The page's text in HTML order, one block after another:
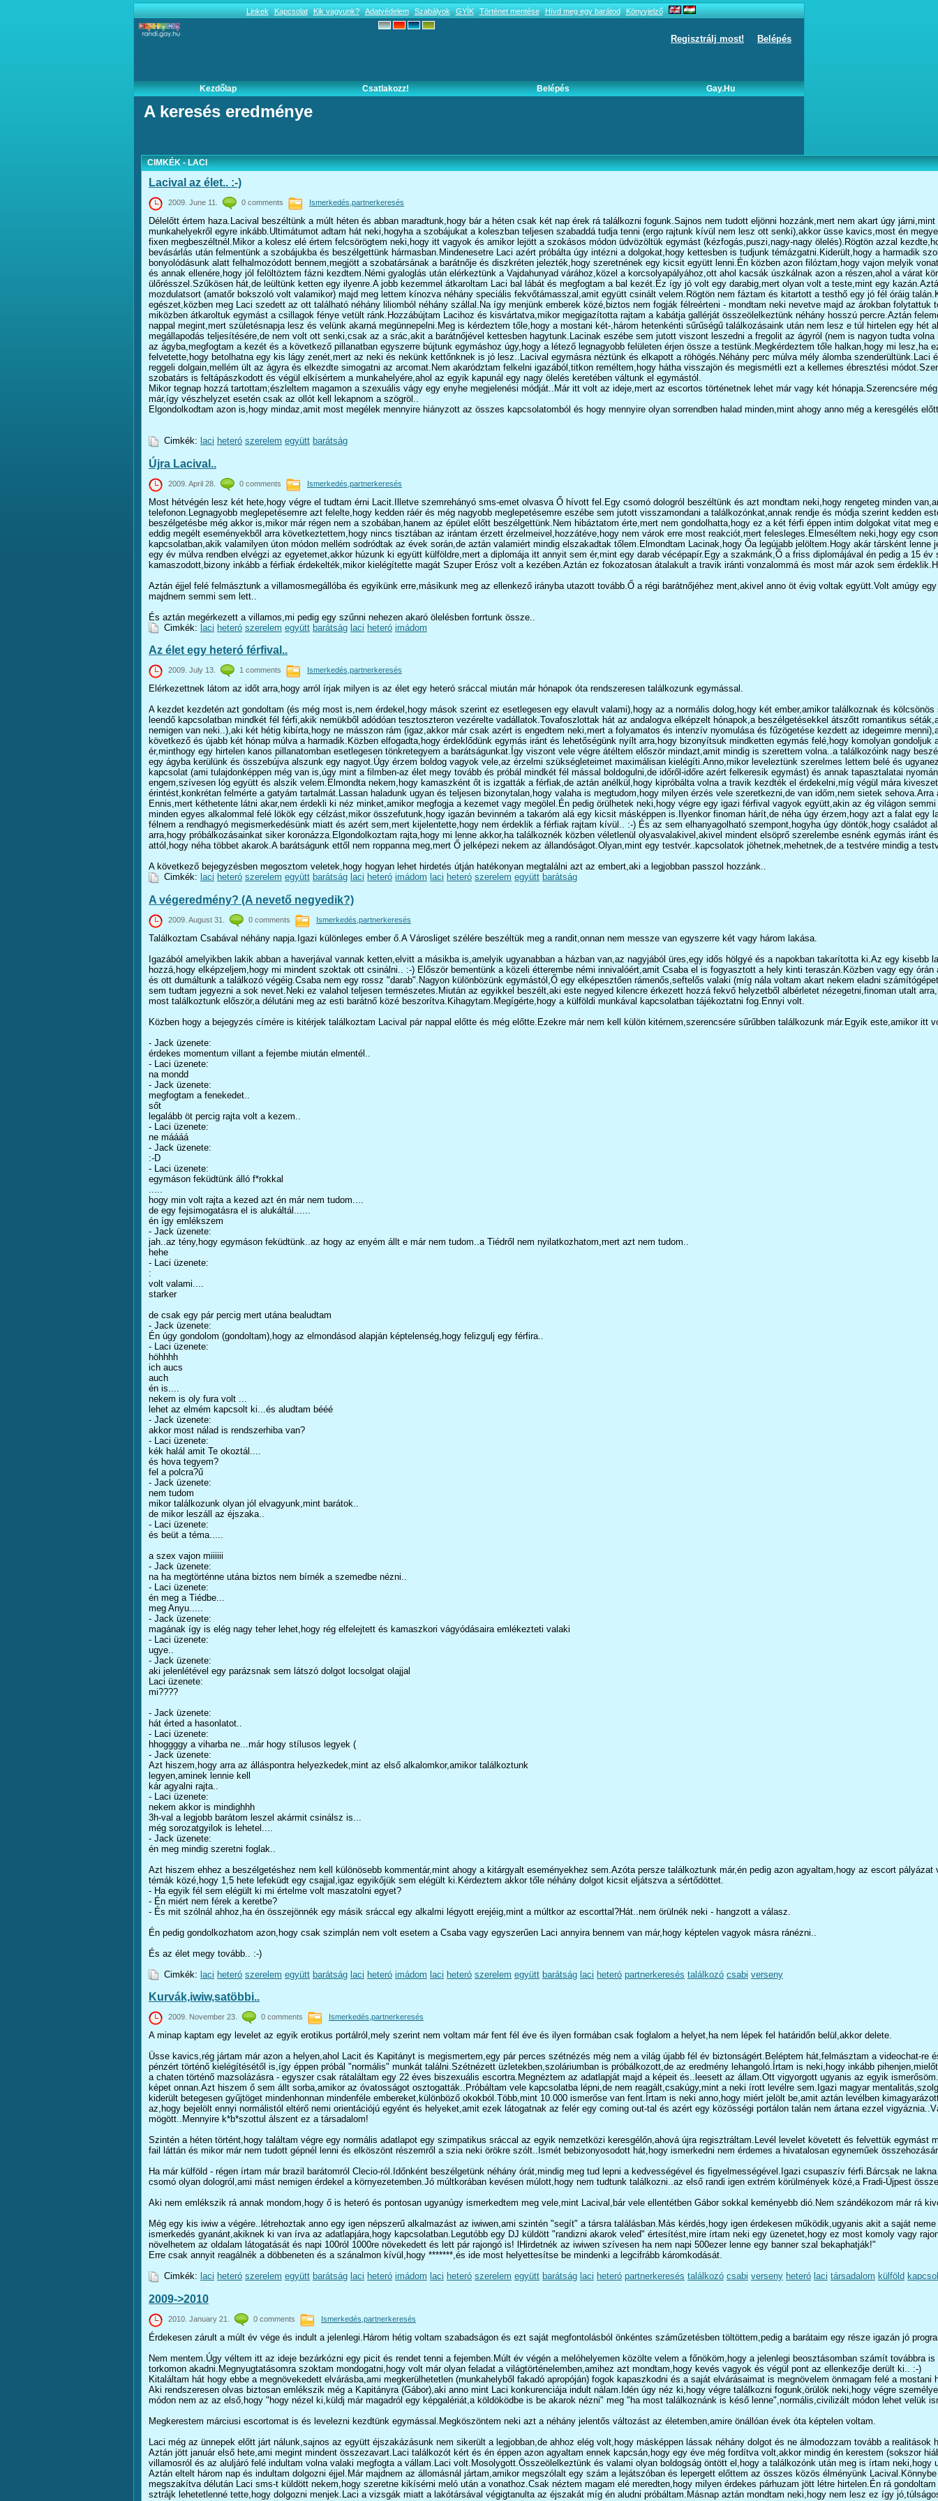
Linkek Kapcsolat Kik vagyunk? Adatvédelem Szabályok GYÍK Történet mentése Hívd meg egy barátod Könyvjelző
Regisztrálj most! Belépés
Kezdőlap Csatlakozz! Belépés Gay.hu
A keresés eredménye
CIMKÉK - LACI
Lacival az élet.. :-)
2009. June 11. 0 comments Ismerkedés,partnerkeresés
Délelőtt értem haza.Lacival beszéltünk a múlt héten és abban maradtunk,hogy bár a héten csak két nap érek rá találkozni fogunk.Sajnos nem tudott eljönni hozzánk,mert nem akart úgy
munkahelyekről egyre inkább.Ultimátumot adtam hát neki,hogyha a szobájukat a koleszban teljesen szabaddá tudja tenni (ergo rajtunk kívül nem lesz ott senki),akkor üsse kavics,most én
fixen megbeszéltnél.Mikor a kolesz elé értem felcsörögtem neki,hogy itt vagyok és amikor lejött a szokásos módon üdvözöltük egymást (kézfogás,puszi,nagy-nagy ölelés).Rögtön azzal
bevásárlás után felmentünk a szobájukba és beszélgettünk hármasban.Mindenesetre Laci azért próbálta úgy intézni a dolgokat,hogy kettesben is tudjunk témázgatni.Kiderült,hogy a
bonyolódásunk alatt felhalmozódott bennem,megjött a szobatársának a barátnője és diszkréten jelezték,hogy szeretnének egy kicsit együtt lenni.Én közben azon filóztam,hogy vajon melyik
és annak ellenére,hogy jól felöltöztem fázni kezdtem.Némi gyaloglás után elérkeztünk a Vajdahunyad várához,közel a korcsolyapályához,ott ahol kacsák úszkálnak azon a részen,ahol a
ülőrésszel.Szűkösen hát,de leültünk ketten egy ilyenre.A jobb kezemmel átkaroltam Laci bal lábát és megfogtam a bal kezét.Ez így jó volt egy darabig,mert olyan volt a teste,mint egy
mozdulatsort (amatőr bokszoló volt valamikor) majd meg lettem kínozva néhány speciális fekvőtámasszal,amit együtt csinált velem.Rögtön nem fáztam és kitartott a testhő egy jó fél óráig
egészet,közben meg Laci szedett az ott található néhány liliomból néhány szállal.Na így menjünk emberek közé,biztos nem fogják félreérteni - mondtam neki nevetve majd az árokban
miközben átkaroltuk egymást a csillagok fénye vetült ránk.Hozzábújtam Lacihoz és kisvártatva,mikor megigazította rajtam a kabátja gallérját összeölelkeztünk néhány hosszú percre.Aztán
nappal megint,mert születésnapja lesz és velünk akarná megünnepelni.Meg is kérdeztem tőle,hogy a mostani két-,három hetenkénti sűrűségű találkozásaink után nem lesz e túl hirtelen
megállapodás teljesítésére,de nem volt ott senki,csak az a srác,akit a barátnőjével kettesben hagytunk.Lacinak eszébe sem jutott viszont leszedni a fregolit az ágyról (nem is nagyon tudta
az ágyba,megfogtam a kezét és a következő pillanatban egyszerre bújtunk egymáshoz úgy,hogy a létező legnagyobb felületen érjen össze a testünk.Megkérdeztem tőle halkan,hogy mi
felvetette,hogy betolhatna egy kis lágy zenét,mert az neki és nekünk kettőnknek is jó lesz..Lacival egymásra néztünk és elkapott a röhögés.Néhány perc múlva mély álomba
reggeli dolgain,mellém ült az ágyra és elkezdte simogatni az arcomat.Nem akarództam felkelni igazából,titkon reméltem,hogy hátha visszajön és megismétli ezt a kellemes ébresztési
szobatárs is feltápászkodott és végül elkísértem a munkahelyére,ahol az egyik kapunál egy nagy ölelés keretében váltunk el egymástól.
Mikor tegnap hozzá tartottam;észleltem magamon a szexuális vágy egy enyhe megjelenési módját..Már itt volt az ideje,mert az escortos történetnek lehet már vagy két
már,így vészhelyzet esetén csak az ollót kell lekapnom a szögröl..
Elgondolkodtam azon is,hogy mindaz,amit most megélek mennyire hiányzott az összes kapcsolatomból és hogy mennyire olyan sorrendben halad minden,mint ahogy anno még a keresgélés
Cimkék: laci heteró szerelem együtt barátság
Újra Lacival..
2009. April 28. 0 comments Ismerkedés,partnerkeresés
Most hétvégén lesz két hete,hogy végre el tudtam érni Lacit.Illetve szemrehányó sms-emet olvasva Ő hívott fel.Egy csomó dologról beszéltünk és azt mondtam neki,hogy rengeteg minden
telefonon.Legnagyobb meglepetésemre azt felelte,hogy kedden ráér és még nagyobb meglepetésemre eszébe sem jutott visszamondani a találkozónkat,annak rendje és módja szerint
beszélgetésbe még akkor is,mikor már régen nem a szobában,hanem az épület előtt beszélgettünk.Nem hibáztatom érte,mert nem gondolhatta,hogy ez a két férfi éppen intim dolgokat vitat
eddig megélt eseményekből arra következtettem,hogy nincs tisztában az irántam érzett érzelmeivel,hozzátéve,hogy nem várok erre most reakciót,mert felesleges.Elmeséltem neki,hogy egy
kapcsolatban,akik valamilyen úton módon mellém sodródtak az évek során,de aztán valamiért mindig elszakadtak tőlem.Elmondtam Lacinak,hogy Őa legújabb jelöltem.Hogy akár társként
egy év múlva rendben elvégzi az egyetemet,akkor húzunk ki együtt külföldre,mert a diplomája itt annyit sem ér,mint egy darab vécépapír.Egy a szakmánk,Ő a friss diplomájával én pedig a
kamaszodott,bizony inkább a férfiak érdekelték,mikor kielégítette magát Szuper Erósz volt a kezében.Aztán ez fokozatosan átalakult a travik iránti vonzalommá és most már azok sem
Aztán éjjel felé felmásztunk a villamosmegállóba és egyikünk erre,másikunk meg az ellenkező irányba utazott tovább.Ő a régi barátnőjéhez ment,akivel anno öt évig voltak együtt.Volt
majdnem semmi sem lett..
És aztán megérkezett a villamos,mi pedig egy szűnni nehezen akaró ölelésben forrtunk össze..
Cimkék: laci heteró szerelem együtt barátság laci heteró imádom
Az élet egy heteró férfival..
2009. July 13. 1 comments Ismerkedés,partnerkeresés
Elérkezettnek látom az időt arra,hogy arról írjak milyen is az élet egy heteró sráccal miután már hónapok óta rendszeresen találkozunk egymással.
A kezdet kezdetén azt gondoltam (és még most is,nem érdekel,hogy mások szerint ez esetlegesen egy elavult valami),hogy az a normális dolog,hogy két ember,amikor találkoznak és
leendő kapcsolatban mindkét fél férfi,akik nemükből adódóan tesztoszteron vezérelte vadállatok.Tovafoszlottak hát az andalogva elképzelt hónapok,a beszélgetésekkel átszőtt romantikus
nemigen van neki..),aki két hétig kibírta,hogy ne másszon rám (igaz,akkor már csak azért is engedtem neki,mert a folyamatos és intenzív nyomulása és fűzögetése kezdett az idegeimre
következő és újabb két hónap múlva a harmadik.Közben elfogadta,hogy érdeklődünk egymás iránt és lehetőségünk nyílt arra,hogy bizonyítsuk mindketten egymás felé,hogy komolyan
ér,minthogy egy hirtelen kanos pillanatomban esetlegesen tönkretegyem a barátságunkat.Így viszont vele végre átéltem először mindazt,amit mindig is szerettem volna..a találkozóink nagy
egy ágyba kerülünk és összebújva alszunk egy nagyot.Úgy érzem boldog vagyok vele,az érzelmi szükségleteimet maximálisan kielégíti.Anno,mikor leveleztünk szerelmes lettem belé és
kapcsolat (ami tulajdonképpen még van is,úgy mint a filmben-az élet megy tovább és próbál mindkét fél mással boldogulni,de időről-időre azért felkeresik egymást) és annak tapasztalatai
engem,szívesen lóg együtt és alszik velem.Elmondta nekem,hogy kamaszként őt is izgatták a férfiak,de aztán anélkül,hogy kipróbálta volna a travik kezdték el érdekelni,míg végül mára
érintést,konkrétan felmérte a gatyám tartalmát.Lassan haladunk ugyan és teljesen bizonytalan,hogy valaha is megtudom,hogy milyen érzés vele szeretkezni,de van időm,nem sietek
Ennis,mert kéthetente látni akar,nem érdekli ki néz minket,amikor megfogja a kezemet vagy megölel.Én pedig örülhetek neki,hogy végre egy igazi férfival vagyok együtt,akin az ég világon
minden egyes alkalommal felé lökök egy célzást,mikor összefutunk,hogy igazán bevinném a takaróm alá egy kicsit másképpen is.Ilyenkor finoman hárít,de néha úgy érzem,hogy azt a falat
félnem a rendhagyó megismerkedésünk miatt és azért sem,mert kijelentette,hogy nem érdeklik a férfiak rajtam kívül.. :-) És az sem elhanyagolható szempont,hogyha úgy döntök,hogy
arra,hogy próbálkozásainkat siker koronázza.Elgondolkoztam rajta,hogy mi lenne akkor,ha találkoznék közben véletlenül olyasvalakivel,akivel mindent elsöprő szerelembe esnénk egymás
attól,hogy néha többet akarok.A barátságunk ettől nem roppanna meg,mert Ő jelképezi nekem az állandóságot.Olyan,mint egy testvér..kapcsolatok jöhetnek,mehetnek,de a testvére mindig
A következő bejegyzésben megosztom veletek,hogy hogyan lehet hirdetés útján hatékonyan megtalálni azt az embert,aki a legjobban passzol hozzánk..
Cimkék: laci heteró szerelem együtt barátság laci heteró imádom laci heteró szerelem együtt barátság
A végeredmény? (A nevető negyedik?)
2009. August 31. 0 comments Ismerkedés,partnerkeresés
Találkoztam Csabával néhány napja.Igazi különleges ember ő.A Városliget szélére beszéltük meg a randit,onnan nem messze van egyszerre két vagy három lakása.
Igazából amelyikben lakik abban a haverjával vannak ketten,elvitt a másikba is,amelyik ugyanabban a házban van,az nagyjából üres,egy idős hölgyé és a napokban takarította ki.Az egy
hozzá,hogy elképzeljem,hogy mi mindent szoktak ott csinálni.. :-) Először bementünk a közeli étterembe némi innivalóért,amit Csaba el is fogyasztott a hely kinti teraszán.Közben vagy egy
és ott dumáltunk a találkozó végéig.Csaba nem egy rossz "darab".Nagyon különbözünk egymástól,Ő egy elképesztően rámenős,seftelős valaki (míg nála voltam akart nekem eladni
sem tudtam jegyezni a sok nevet.Neki ez valahol teljesen természetes.Miután az egyikkel beszélt,aki este negyed kilencre érkezett hozzá fekvő helyzetből albérletet nézegetni,finoman utalt
most találkoztunk először,a délutáni meg az esti barátnő közé beszorítva.Kihagytam.Megígérte,hogy a külföldi munkával kapcsolatban tájékoztatni fog.Ennyi volt.
Közben hogy a bejegyzés címére is kitérjek találkoztam Lacival pár nappal előtte és még előtte.Ezekre már nem kell külön kitérnem,szerencsére sűrűbben találkozunk már.Egyik este,amikor itt
- Jack üzenete:
érdekes momentum villant a fejembe miután elmentél..
- Laci üzenete:
na mondd
- Jack üzenete:
megfogtam a fenekedet..
sőt
legalább öt percig rajta volt a kezem..
- Laci üzenete:
ne máááá
- Jack üzenete:
:-D
- Laci üzenete:
egymáson feküdtünk álló f*rokkal
hogy min volt rajta a kezed azt én már nem tudom....
de egy fejsimogatásra el is alukáltál......
én így emlékszem
- Jack üzenete:
jah..az tény,hogy egymáson feküdtünk..az hogy az enyém állt e már nem tudom..a Tiédről nem nyilatkozhatom,mert azt nem tudom..
hehe
- Laci üzenete:
:
volt valami....
starker
de csak egy pár percig mert utána bealudtam
- Jack üzenete:
Én úgy gondolom (gondoltam),hogy az elmondásod alapján képtelenség,hogy felizgulj egy férfira..
- Laci üzenete:
höhhhh
ich aucs
auch
én is....
nekem is oly fura volt ...
lehet az elmém kapcsolt ki...és aludtam bééé
- Jack üzenete:
akkor most nálad is rendszerhiba van?
- Laci üzenete:
kék halál amit Te okoztál....
és hova tegyem?
fel a polcra?ű
- Jack üzenete:
nem tudom
mikor találkozunk olyan jól elvagyunk,mint barátok..
de mikor leszáll az éjszaka..
- Laci üzenete:
és beüt a téma.....
a szex vajon miiiiii
- Jack üzenete:
na ha megtörténne utána biztos nem bírnék a szemedbe nézni..
- Laci üzenete:
én meg a Tiédbe...
meg Anyu.....
- Jack üzenete:
magának így is elég nagy teher lehet,hogy rég elfelejtett és kamaszkori vágyódásaira emlékezteti valaki
- Laci üzenete:
ugye..
- Jack üzenete:
aki jelenlétével egy parázsnak sem látszó dolgot locsolgat olajjal
Laci üzenete:
mi????
- Jack üzenete:
hát érted a hasonlatot..
- Laci üzenete:
hhoggggy a viharba ne...már hogy stílusos legyek (
- Jack üzenete:
Azt hiszem,hogy arra az álláspontra helyezkedek,mint az első alkalomkor,amikor találkoztunk
legyen,aminek lennie kell
kár agyalni rajta..
- Laci üzenete:
nekem akkor is mindighhh
3h-val a legjobb barátom leszel akármit csinálsz is...
még sorozatgyilok is lehetel....
- Jack üzenete:
én meg mindig szeretni foglak..
Azt hiszem ehhez a beszélgetéshez nem kell különösebb kommentár,mint ahogy a kitárgyalt eseményekhez sem.Azóta persze találkoztunk már,én pedig azon agyaltam,hogy az escort
témák közé,hogy 1,5 hete lefeküdt egy csajjal,igaz egyikőjük sem elégült ki.Kérdeztem akkor tőle néhány dolgot kicsit eljátszva a sértődöttet.
- Ha egyik fél sem elégült ki mi értelme volt maszatolni egyet?
- Én miért nem férek a keretbe?
- És mit szólnál ahhoz,ha én összejönnék egy másik sráccal egy alkalmi légyott erejéig,mint a múltkor az escorttal?Hát..nem örülnék neki - hangzott a válasz.
Én pedig gondolkozhatom azon,hogy csak szimplán nem volt esetem a Csaba vagy egyszerűen Laci annyira bennem van már,hogy képtelen vagyok másra ránézni..
És az élet megy tovább.. :-)
Cimkék: laci heteró szerelem együtt barátság laci heteró imádom laci heteró szerelem együtt barátság laci heteró partnerkeresés találkozó csabi verseny
Kurvák,iwiw,satöbbi..
2009. November 23. 0 comments Ismerkedés,partnerkeresés
A minap kaptam egy levelet az egyik erotikus portálról,mely szerint nem voltam már fent fél éve és ilyen formában csak foglalom a helyet,ha nem lépek fel határidőn belül,akkor delete.
Üsse kavics,rég jártam már azon a helyen,ahol Lacit és Kapitányt is megismertem,egy pár perces szétnézés még nem a világ újabb fél év biztonságért.Beléptem hát,felmásztam a
pénzért történő kielégítésétől is,így éppen próbál "normális" munkát találni.Szétnézett üzletekben,szoláriumban is próbálkozott,de az eredmény lehangoló.Írtam is neki,hogy inkább
a chaten történő mazsolázásra - egyszer csak rátaláltam egy 22 éves biszexuális escortra.Megnéztem az adatlapját majd a képeit és..leesett az állam.Ott vigyorgott ugyanis az egyik
képet onnan.Azt hiszem ő sem állt sorba,amikor az óvatosságot osztogatták..Próbáltam vele kapcsolatba lépni,de nem reagált,csakúgy,mint a neki írott levélre sem.Igazi magyar
kiderült betegesen gyűjtöget mindenhonnan mindenféle embereket,különböző okokból.Több,mint 10.000 ismerőse van fent.Írtam is neki anno,hogy miért jelölt be,amit aztán levélben
az,hogy bejelölt ennyi normálistól eltérő nemi orientációjú egyént és helyeket,amit ezek látogatnak az felér egy coming out-tal és azért egy közösségi portálon talán nem ártana ezzel
mögött..Mennyire k*b*szottul álszent ez a társadalom!
Szintén a héten történt,hogy találtam végre egy normális adatlapot egy szimpatikus sráccal az egyik nemzetközi keresgélőn,ahová újra regisztráltam.Levél levelet követett és felvettük
fail láttán és mikor már nem tudott gépnél lenni és elköszönt részemről a szia neki örökre szólt..Ismét bebizonyosodott hát,hogy ismerkedni nem érdemes a hivatalosan egyneműek
Ha már külföld - régen írtam már brazil barátomról Clecio-ról.Időnként beszélgetünk néhány órát,mindig meg tud lepni a kedvességével és figyelmességével.Igazi csupaszív férfi.Bárcsak ne
csomó olyan dologról,ami mást nemigen érdekel a környezetemben.Jó múltkorában kevésen múlott,hogy nem tudtunk találkozni..az első randi igen extrém körülmények közé,a Fradi-Újpest
Aki nem emlékszik rá annak mondom,hogy ő is heteró és pontosan ugyanúgy ismerkedtem meg vele,mint Lacival,bár vele ellentétben Gábor sokkal keményebb dió.Nem szándékozom már rá
Még egy kis iwiw a végére..létrehoztak anno egy igen népszerű alkalmazást az iwiwen,ami szintén "segít" a társra találásban.Más kérdés,hogy igen érdekesen működik,ugyanis akit a saját
ismerkedés gyanánt,akiknek ki van írva az adatlapjára,hogy kapcsolatban.Legutóbb egy DJ küldött "randizni akarok veled" értesítést,mire írtam neki egy üzenetet,hogy ez most komoly vagy
növelhetem az oldalam látogatását és napi 100ról 1000re növekedett és lett pár rajongó is! lHirdetnék az iwiwen szívesen ha nem napi 500ezer lenne egy banner szal bekaphatják!"
Erre csak annyit reagálnék a döbbeneten és a szánalmon kívül,hogy *******,és ide most helyettesítse be mindenki a legcifrább káromkodását.
Cimkék: laci heteró szerelem együtt barátság laci heteró imádom laci heteró szerelem együtt barátság laci heteró partnerkeresés találkozó csabi verseny heteró laci társadalom külföld
2009->2010
2010. January 21. 0 comments Ismerkedés,partnerkeresés
Érdekesen zárult a múlt év vége és indult a jelenlegi.Három hétig voltam szabadságon és ezt saját megfontolásból önkéntes száműzetésben töltöttem,pedig a barátaim egy része igazán jó
Nem mentem.Úgy véltem itt az ideje bezárkózni egy picit és rendet tenni a fejemben.Múlt év végén a melóhelyemen közölte velem a főnököm,hogy a jelenlegi beosztásomban számít
torkomon akadni.Megnyugtatásomra szoktam mondogatni,hogy volt már olyan feladat a világtörténelemben,amihez azt mondtam,hogy kevés vagyok és végül pont az ellenkezője derült ki.. :-)
Kitaláltam hát hogy ebbe a megnövekedett elvárásba,ami megkerülhetetlen (munkahelyből fakadó apropóján) fogok kapaszkodni és a saját elvárásaimat is megnövelem önmagam felé a
Aki rendszeresen olvas biztosan emlékszik még a Kapitányra (Gábor),aki anno mint Laci konkurenciája indult nálam.Idén úgy néz ki,hogy végre találkozni fogunk,örülök neki,hogy végre
módon nem az az első,hogy "hogy nézel ki,küldj már magadról egy képgalériát,a köldöködbe is be akarok nézni" meg "ha most találkoznánk is késő lenne",normális,civilizált módon lehet
Megkerestem márciusi escortomat is és levelezni kezdtünk egymással.Megköszöntem neki azt a néhány jelentős változást az életemben,amire önállóan évek óta képtelen voltam.
Laci még az ünnepek előtt járt nálunk,sajnos az együtt éjszakázásunk nem sikerült a legjobban,de ahhoz elég volt,hogy másképpen lássak néhány dolgot és ne álmodozzam tovább a realitások
Aztán jött január első hete,ami megint mindent összezavart.Laci találkozót kért és én éppen azon agyaltam ennek kapcsán,hogy egy éve még fordítva volt,akkor mindig én kerestem
villamosról és az aluljáró felé indultam volna valaki megfogta a vállam.Laci volt.Mosolygott.Összeölelkeztünk és valami olyan boldogság öntött el,hogy a találkozónk után meg is írtam
Aztán eltelt három nap és indultam dolgozni éjjel.Már majdnem az állomásnál jártam,amikor megszólalt egy szám a lejátszóban és lepergett előttem az összes közös élményünk
megszakítva délután Laci sms-t küldött nekem,hogy szeretne kikísérni meló után a vonathoz.Csak néztem magam elé meredten,hogy milyen érdekes párhuzam jött létre hirtelen.Én rá
sztrájk lehetetlenné tette,hogy dolgozni menjek.Laci a vizsgák miatt a lakótársával végigtanulta az éjszakát míg én aludni próbáltam.Másnap aztán mondtam neki,hogy nem lesz ez így